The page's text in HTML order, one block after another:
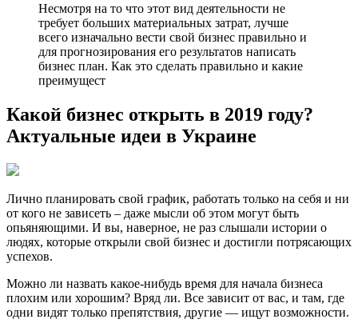
Несмотря на то что этот вид деятельности не
требует больших материальных затрат, лучше
всего изначально вести свой бизнес правильно и
для прогнозирования его результатов написать
бизнес план. Как это сделать правильно и какие
преимущест
Какой бизнес открыть в 2019 году?
Актуальные идеи в Украине
Лично планировать свой график, работать только на себя и ни
от кого не зависеть – даже мысли об этом могут быть
опьяняющими. И вы, наверное, не раз слышали истории о
людях, которые открыли свой бизнес и достигли потрясающих
успехов.
Можно ли назвать какое-нибудь время для начала бизнеса
плохим или хорошим? Вряд ли. Все зависит от вас, и там, где
одни видят только препятствия, другие — ищут возможности.